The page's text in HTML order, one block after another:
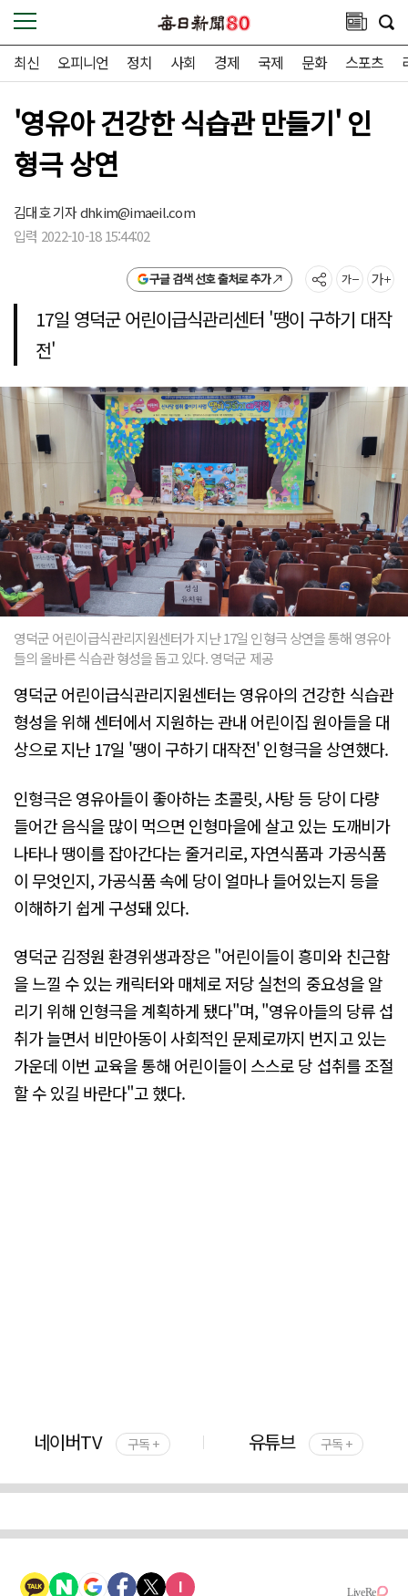
최신 오피니언 정치 사회 경제 국제 문화 스포츠
'영유아 건강한 식습관 만들기' 인
형극 상연
김대호 기자dhkim@imaeil.com
입력 2022-10-18 15:44:02
구글 검색 선호 출처로 추가
17일 영덕군 어린이급식관리센터 '땡이 구하기 대작
전'
영덕군 어린이급식관리지원센터가 지난 17일 인형극 상연을 통해 영유아
들의 올바른 식습관 형성을 돕고 있다. 영덕군 제공
영덕군 어린이급식관리지원센터는 영유아의 건강한 식습관
형성을 위해 센터에서 지원하는 관내 어린이집 원아들을 대
상으로 지난 17일 '땡이 구하기 대작전' 인형극을 상연했다.
인형극은 영유아들이 좋아하는 초콜릿, 사탕 등 당이 다량
들어간 음식을 많이 먹으면 인형마을에 살고 있는 도깨비가
나타나 땡이를 잡아간다는 줄거리로, 자연식품과 가공식품
이 무엇인지, 가공식품 속에 당이 얼마나 들어있는지 등을
이해하기 쉽게 구성돼 있다.
영덕군 김정원 환경위생과장은 "어린이들이 흥미와 친근함
을 느낄 수 있는 캐릭터와 매체로 저당 실천의 중요성을 알
리기 위해 인형극을 계획하게 됐다"며, "영유아들의 당류 섭
취가 늘면서 비만아동이 사회적인 문제로까지 번지고 있는
가운데 이번 교육을 통해 어린이들이 스스로 당 섭취를 조절
할 수 있길 바란다"고 했다.
네이버TV 구독 + 유튜브 구독 +